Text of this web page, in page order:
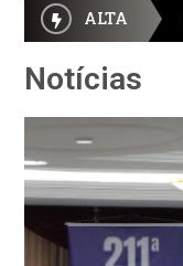
ALTA
Notícias